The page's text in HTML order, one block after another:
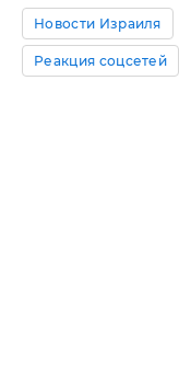
Новости Израиля
Реакция соцсетей